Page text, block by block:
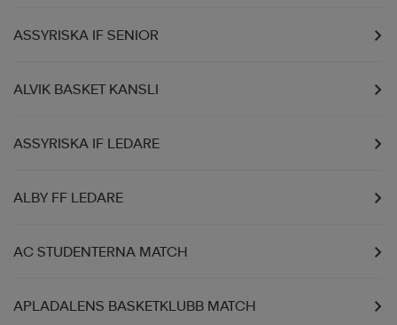
ASSYRISKA IF SENIOR
ALVIK BASKET KANSLI
ASSYRISKA IF LEDARE
ALBY FF LEDARE
AC STUDENTERNA MATCH
APLADALENS BASKETKLUBB MATCH